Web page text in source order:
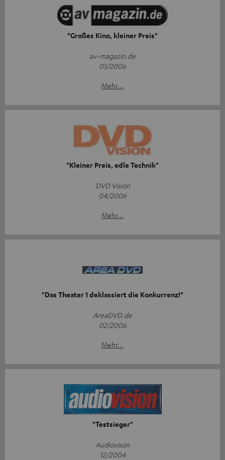
"Großes Kino, kleiner Preis"
av-magazin.de
05/2006
Mehr...
"Kleiner Preis, edle Technik"
DVD Vision
04/2006
Mehr...
"Das Theater 1 deklassiert die Konkurrenz!"
AreaDVD.de
02/2006
Mehr...
"Testsieger"
Audiovison
12/2004